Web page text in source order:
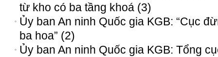
từ kho có ba tầng khoá (3)
Ủy ban An ninh Quốc gia KGB: “Cục
ba hoa” (2)
Ủy ban An ninh Quốc gia KGB: Tổng